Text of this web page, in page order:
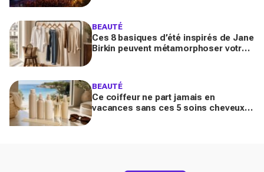
BEAUTÉ
Ces 8 basiques d’été inspirés de Jane
Birkin peuvent métamorphoser votre
BEAUTÉ
Ce coiffeur ne part jamais en
vacances sans ces 5 soins cheveux :